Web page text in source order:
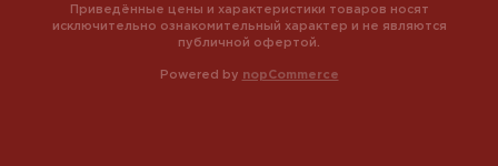
Powered by nopCommerce
Приведённые цены и характеристики товаров носят
исключительно ознакомительный характер и не являются
публичной офертой.